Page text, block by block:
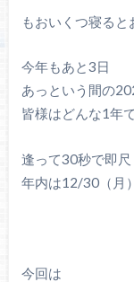
もおいくつ寝ると
今年もあと3日
あっという間の
皆様はどんな1年
逢って30秒で即
年内は12/30（月
今回は